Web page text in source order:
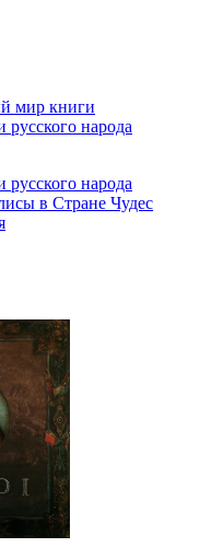
мир книги
русского народа
русского народа
в Стране Чудес